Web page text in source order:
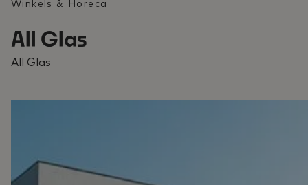
Winkels & Horeca
All Glas
All Glas